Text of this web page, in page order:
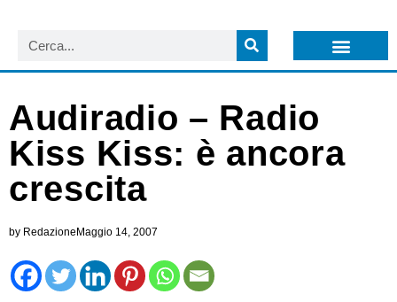
Audiradio – Radio
Kiss Kiss: è ancora
crescita
by Redazione Maggio 14, 2007